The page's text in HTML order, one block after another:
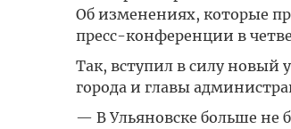
Об изменениях, которые
пресс-конференции в
Так, вступил в силу новый
города и главы
— В Ульяновске больше не